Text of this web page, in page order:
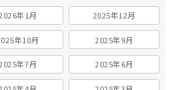
年1月 2025年12月
年10月 2025年9月
年7月 2025年6月